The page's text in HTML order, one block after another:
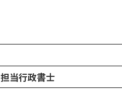
担当行政書士